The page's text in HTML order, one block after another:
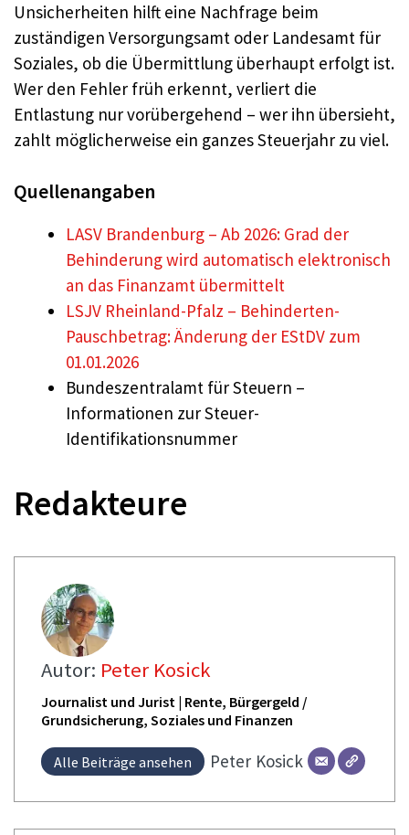
Unsicherheiten hilft eine Nachfrage beim
zuständigen Versorgungsamt oder Landesamt für
Soziales, ob die Übermittlung überhaupt erfolgt ist.
Wer den Fehler früh erkennt, verliert die
Entlastung nur vorübergehend – wer ihn übersieht,
zahlt möglicherweise ein ganzes Steuerjahr zu viel.
Quellenangaben
LASV Brandenburg – Ab 2026: Grad der
Behinderung wird automatisch elektronisch
an das Finanzamt übermittelt
LSJV Rheinland-Pfalz – Behinderten-
Pauschbetrag: Änderung der EStDV zum
01.01.2026
Bundeszentralamt für Steuern –
Informationen zur Steuer-
Identifikationsnummer
Redakteure
Autor: Peter Kosick
Journalist und Jurist | Rente, Bürgergeld /
Grundsicherung, Soziales und Finanzen
Alle Beiträge ansehen Peter Kosick